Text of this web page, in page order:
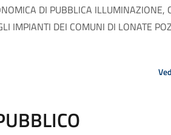
DI PUBBLICA ILLUMINAZIONE,
IMPIANTI DEI COMUNI DI LONATE